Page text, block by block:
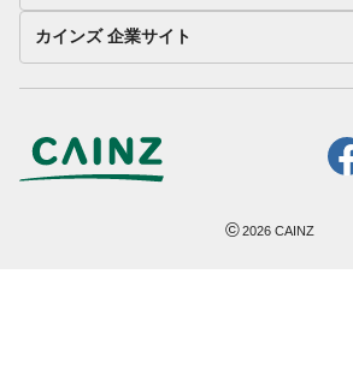
カインズ 企業サイト
©2026 CAINZ